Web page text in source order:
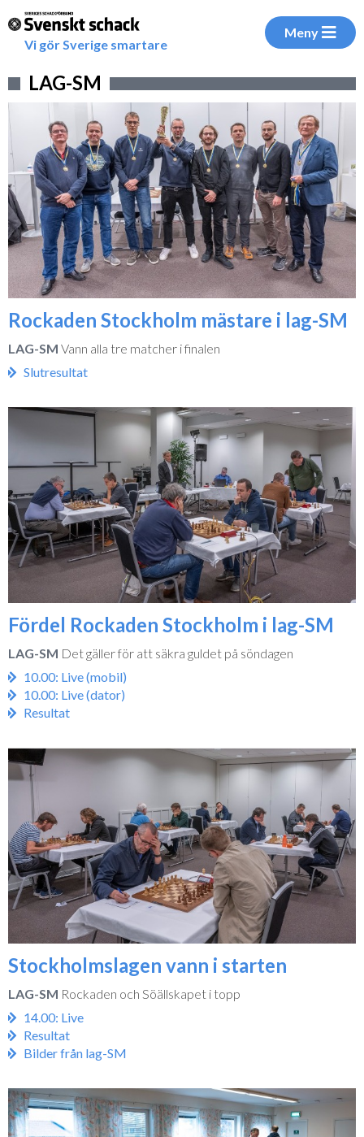
Vi gör Sverige smartare
Meny
LAG-SM
Rockaden Stockholm mästare i lag-SM
LAG-SM Vann alla tre matcher i finalen
Slutresultat
Fördel Rockaden Stockholm i lag-SM
LAG-SM Det gäller för att säkra guldet på söndagen
10.00: Live (mobil)
10.00: Live (dator)
Resultat
Stockholmslagen vann i starten
LAG-SM Rockaden och Söällskapet i topp
14.00: Live
Resultat
Bilder från lag-SM